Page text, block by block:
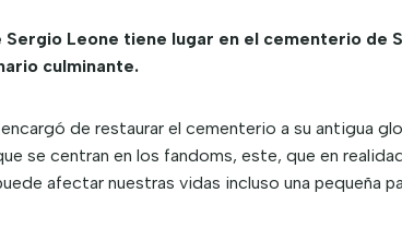
Leone tiene lugar en el cementerio de
culminante.
de restaurar el cementerio a su antigua
se centran en los fandoms, este, que en
afectar nuestras vidas incluso una pequeña